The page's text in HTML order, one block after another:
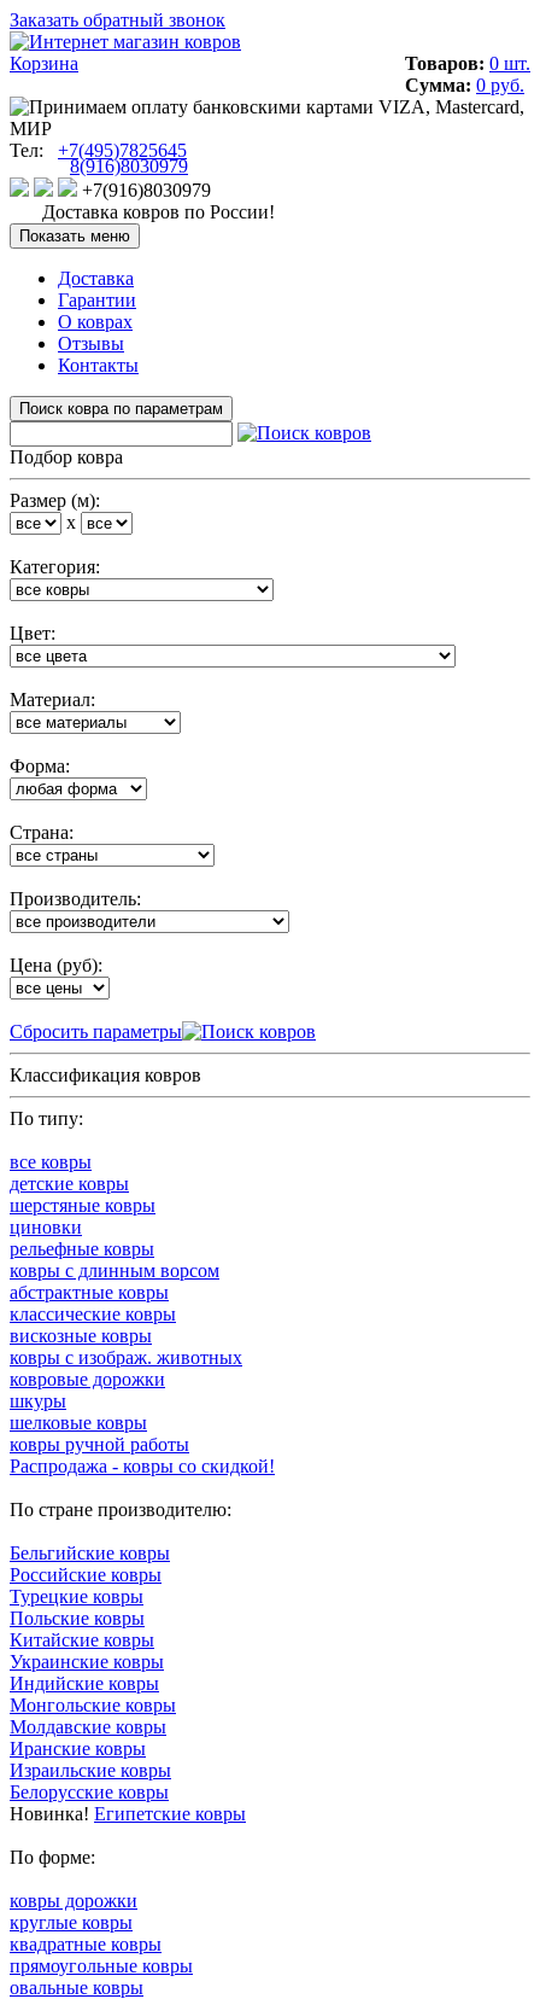
Заказать обратный звонок
Корзина Товаров: 0 шт.
Сумма: 0 руб.
Тел: +7(495)7825645
8(916)8030979
+7(916)8030979
Доставка ковров по России!
Показать меню
Доставка
Гарантии
О коврах
Отзывы
Контакты
Поиск ковра по параметрам
Подбор ковра
Размер (м):
x
Категория:
Цвет:
Материал:
Форма:
Cтрана:
Производитель:
Цена (руб):
Cбросить параметры
Классификация ковров
По типу:
все ковры
детские ковры
шерстяные ковры
циновки
рельефные ковры
ковры с длинным ворсом
абстрактные ковры
классические ковры
вискозные ковры
ковры с изображ. животных
ковровые дорожки
шкуры
шелковые ковры
ковры ручной работы
Распродажа - ковры со скидкой!
По стране производителю:
Бельгийские ковры
Российские ковры
Турецкие ковры
Польские ковры
Китайские ковры
Украинские ковры
Индийские ковры
Монгольские ковры
Молдавские ковры
Иранские ковры
Израильские ковры
Белорусские ковры
Новинка! Египетские ковры
По форме:
ковры дорожки
круглые ковры
квадратные ковры
прямоугольные ковры
овальные ковры